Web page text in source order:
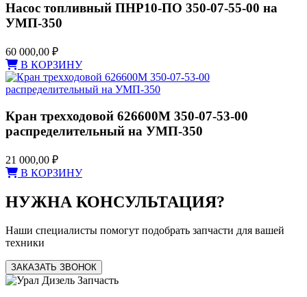
Насос топливный ПНР10-ПО 350-07-55-00 на
УМП-350
60 000,00 ₽
В КОРЗИНУ
Кран трехходовой 626600М 350-07-53-00
распределительный на УМП-350
21 000,00 ₽
В КОРЗИНУ
НУЖНА КОНСУЛЬТАЦИЯ?
Наши специалисты помогут подобрать запчасти для вашей
техники
ЗАКАЗАТЬ ЗВОНОК